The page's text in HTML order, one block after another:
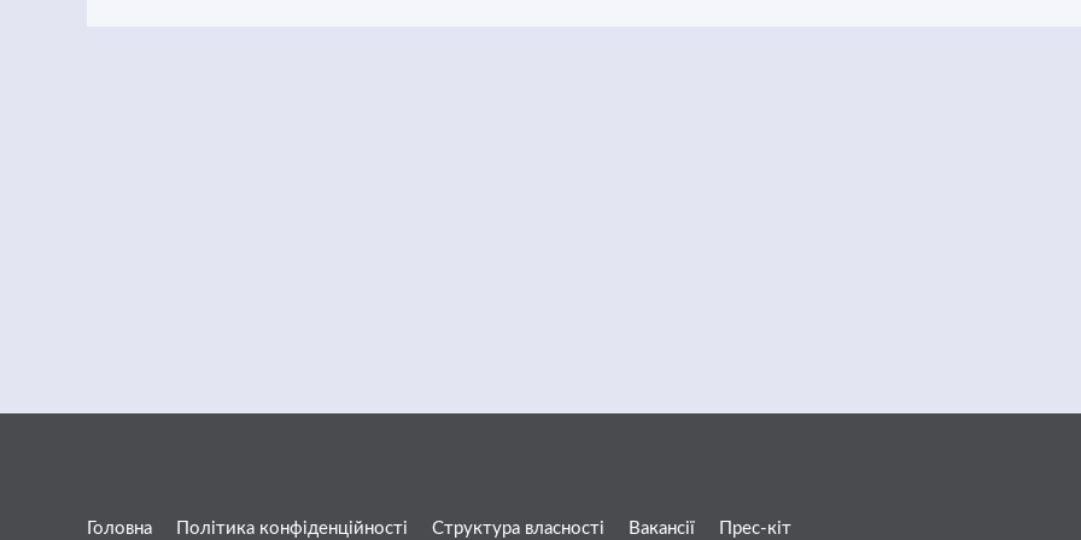
Головна Політика конфіденційності Структура власності Вакансії Прес-кіт